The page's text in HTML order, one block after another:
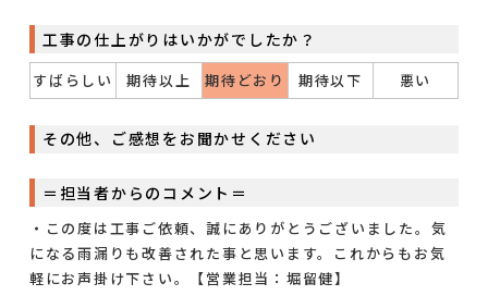
工事の仕上がりはいかがでしたか？
すばらしい 期待以上 期待どおり 期待以下 悪い
その他、ご感想をお聞かせください
＝担当者からのコメント＝
・この度は工事ご依頼、誠にありがとうございました。気
になる雨漏りも改善された事と思います。これからもお気
軽にお声掛け下さい。【営業担当：堀留健】